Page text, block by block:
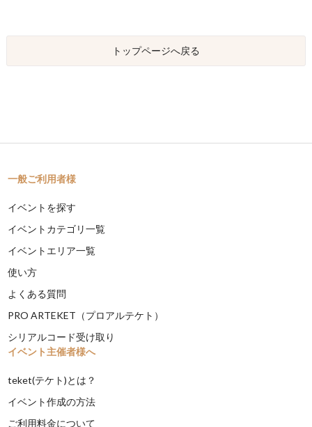
トップページへ戻る
一般ご利用者様
イベントを探す
イベントカテゴリ一覧
イベントエリア一覧
使い方
よくある質問
PRO ARTEKET（プロアルテケト）
シリアルコード受け取り
イベント主催者様へ
teket(テケト)とは？
イベント作成の方法
ご利用料金について